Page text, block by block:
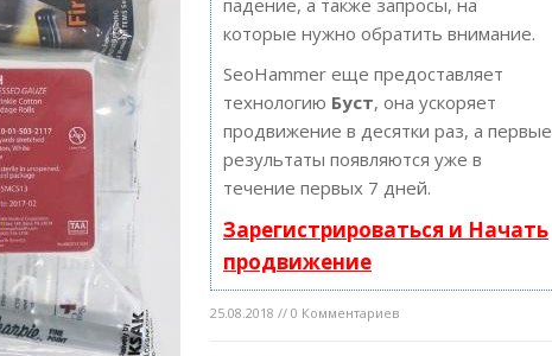
которые нужно обратить внимание.
SeoHammer еще предоставляет
технологию Буст, она ускоряет
продвижение в десятки раз, а первые
результаты появляются уже в
течение первых 7 дней.
Зарегистрироваться и Начать
продвижение
25.08.2018 // 0 Комментариев